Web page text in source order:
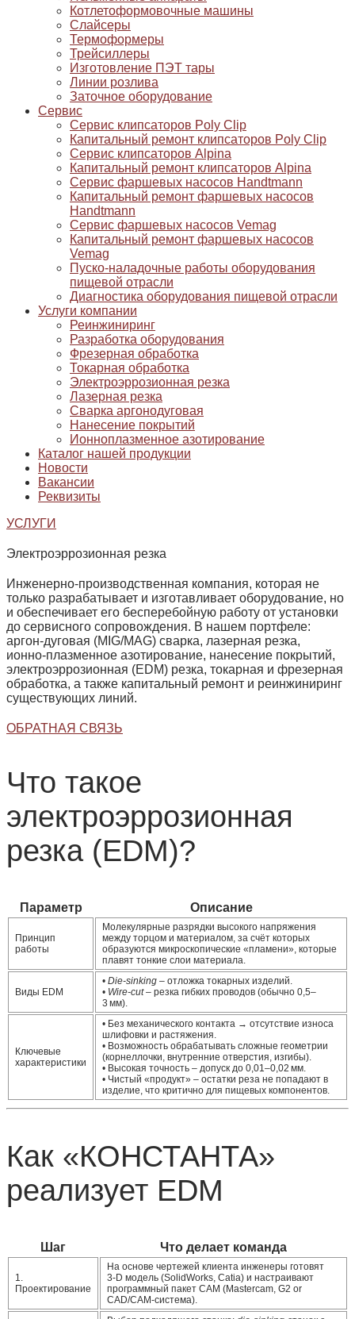
Котлетоформовочные машины
Слайсеры
Термоформеры
Трейсиллеры
Изготовление ПЭТ тары
Линии розлива
Заточное оборудование
Сервис
Сервис клипсаторов Poly Clip
Капитальный ремонт клипсаторов Poly Clip
Сервис клипсаторов Alpina
Капитальный ремонт клипсаторов Alpina
Сервис фаршевых насосов Handtmann
Капитальный ремонт фаршевых насосов
Handtmann
Сервис фаршевых насосов Vemag
Капитальный ремонт фаршевых насосов
Vemag
Пуско-наладочные работы оборудования
пищевой отрасли
Диагностика оборудования пищевой отрасли
Услуги компании
Реинжиниринг
Разработка оборудования
Фрезерная обработка
Токарная обработка
Электроэррозионная резка
Лазерная резка
Сварка аргонодуговая
Нанесение покрытий
Ионноплазменное азотирование
Каталог нашей продукции
Новости
Вакансии
Реквизиты
УСЛУГИ
Электроэррозионная резка
Инженерно‑производственная компания, которая не
только разрабатывает и изготавливает оборудование, но
и обеспечивает его бесперебойную работу от установки
до сервисного сопровождения. В нашем портфеле:
аргон‑дуговая (MIG/MAG) сварка, лазерная резка,
ионно‑плазменное азотирование, нанесение покрытий,
электроэррозионная (EDM) резка, токарная и фрезерная
обработка, а также капитальный ремонт и реинжиниринг
существующих линий.
ОБРАТНАЯ СВЯЗЬ
Что такое
электроэррозионная
резка (EDM)?
Параметр Описание
Принцип
работы
Молекулярные разрядки высокого напряжения
между торцом и материалом, за счёт которых
образуются микроскопические «пламени», которые
плавят тонкие слои материала.
Виды EDM
• Die‑sinking – отложка токарных изделий.
• Wire‑cut– резка гибких проводов (обычно 0,5–
3 мм).
Ключевые
характеристики
• Без механического контакта → отсутствие износа
шлифовки и растяжения.
• Возможность обрабатывать сложные геометрии
(корнеллочки, внутренние отверстия, изгибы).
• Высокая точность – допуск до 0,01–0,02 мм.
• Чистый «продукт» – остатки реза не попадают в
изделие, что критично для пищевых компонентов.
Как «КОНСТАНТА»
реализует EDM
Шаг Что делает команда
1.
Проектирование
На основе чертежей клиента инженеры готовят
3‑D модель (SolidWorks, Catia) и настраивают
программный пакет CAM (Mastercam, G2 or
CAD/CAM‑система).